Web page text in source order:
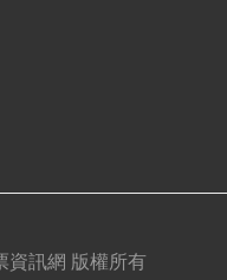
資訊網 版權所有